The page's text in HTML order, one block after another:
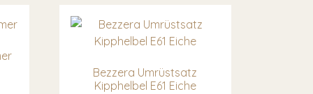
Bezzera Umrüstsatz
Kipphelbel E61 Eiche